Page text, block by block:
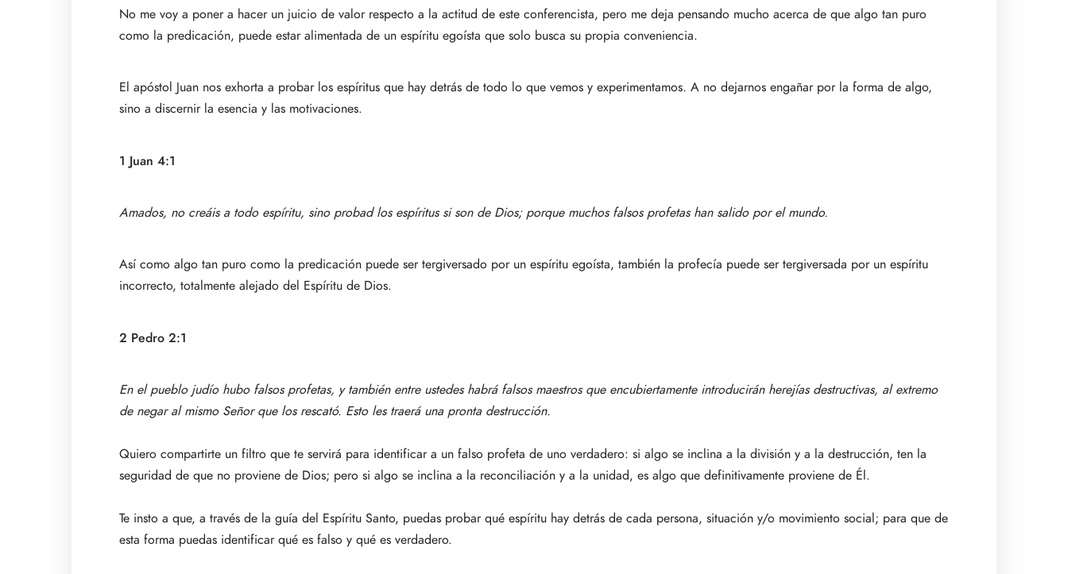
No me voy a poner a hacer un juicio de valor respecto a la actitud de este conferencista, pero me deja pensando mucho acerca de que algo tan puro
como la predicación, puede estar alimentada de un espíritu egoísta que solo busca su propia conveniencia.
El apóstol Juan nos exhorta a probar los espíritus que hay detrás de todo lo que vemos y experimentamos. A no dejarnos engañar por la forma de algo,
sino a discernir la esencia y las motivaciones.
1 Juan 4:1
Amados, no creáis a todo espíritu, sino probad los espíritus si son de Dios; porque muchos falsos profetas han salido por el mundo.
Así como algo tan puro como la predicación puede ser tergiversado por un espíritu egoísta, también la profecía puede ser tergiversada por un espíritu
incorrecto, totalmente alejado del Espíritu de Dios.
2 Pedro 2:1
En el pueblo judío hubo falsos profetas, y también entre ustedes habrá falsos maestros que encubiertamente introducirán herejías destructivas, al extremo
de negar al mismo Señor que los rescató. Esto les traerá una pronta destrucción.
Quiero compartirte un filtro que te servirá para identificar a un falso profeta de uno verdadero: si algo se inclina a la división y a la destrucción, ten la
seguridad de que no proviene de Dios; pero si algo se inclina a la reconciliación y a la unidad, es algo que definitivamente proviene de Él.
Te insto a que, a través de la guía del Espíritu Santo, puedas probar qué espíritu hay detrás de cada persona, situación y/o movimiento social; para que de
esta forma puedas identificar qué es falso y qué es verdadero.